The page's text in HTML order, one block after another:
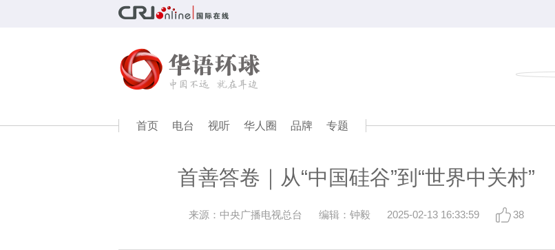
首页 电台 视听 华人圈 品牌 专题
首善答卷｜从“中国硅谷”到“世界中关村”
来源：中央广播电视总台 编辑：钟毅 2025-02-13 16:33:59 38